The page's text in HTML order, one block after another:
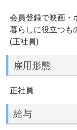
会員登録で映画・
暮らしに役立つも
(正社員)
雇用形態
正社員
給与